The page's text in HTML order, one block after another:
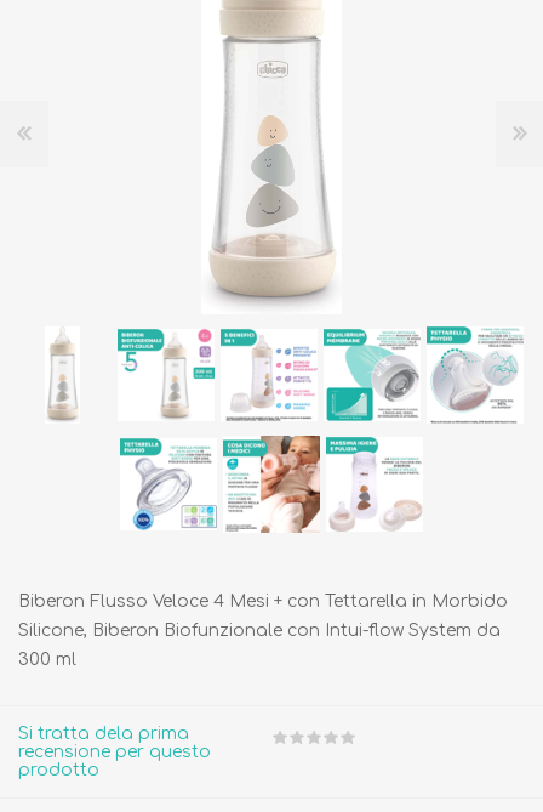
Biberon Flusso Veloce 4 Mesi + con Tettarella in Morbido
Silicone, Biberon Biofunzionale con Intui-flow System da
300 ml
Si tratta dela prima
recensione per questo
prodotto